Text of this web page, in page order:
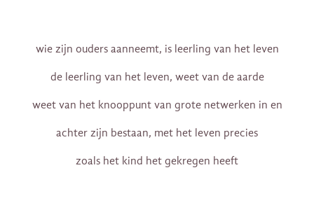
wie zijn ouders aanneemt, is leerling van het leven
de leerling van het leven, weet van de aarde
weet van het knooppunt van grote netwerken in en
achter zijn bestaan, met het leven precies
zoals het kind het gekregen heeft